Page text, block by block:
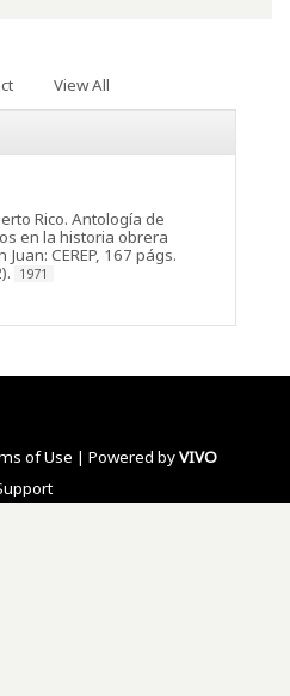
View All
Rico. Antología de
en la historia obrera
CEREP, 167 págs.
1971
of Use | Powered byVIVO